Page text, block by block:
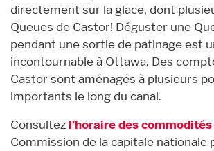
directement sur la glace, dont
Queues de Castor! Déguster une
pendant une sortie de patinage est
incontournable à Ottawa. Des
Castor sont aménagés à plusieurs
importants le long du canal.
Consultez l’horaire des commodités
Commission de la capitale nationale